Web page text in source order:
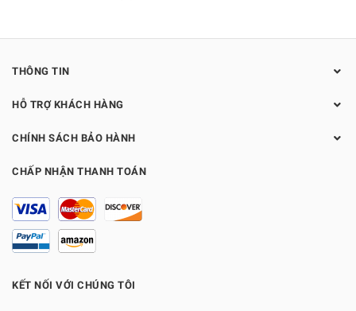
THÔNG TIN
HỖ TRỢ KHÁCH HÀNG
CHÍNH SÁCH BẢO HÀNH
CHẤP NHẬN THANH TOÁN
KẾT NỐI VỚI CHÚNG TÔI